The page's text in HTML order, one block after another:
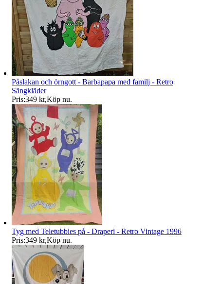
Påslakan och örngott - Barbapapa med familj - Retro
Sängkläder
Pris:349 kr,Köp nu.
Tyg med Teletubbies på - Draperi - Retro Vintage 1996
Pris:349 kr,Köp nu.